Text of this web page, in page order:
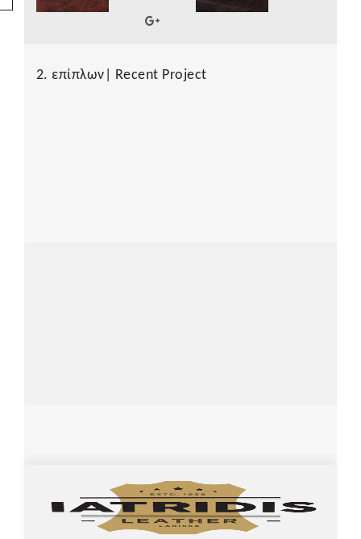
2. επίπλων| Recent Project